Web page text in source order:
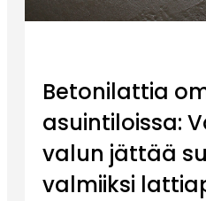
Betonilattia
asuintiloissa:
valun jättää
valmiiksi